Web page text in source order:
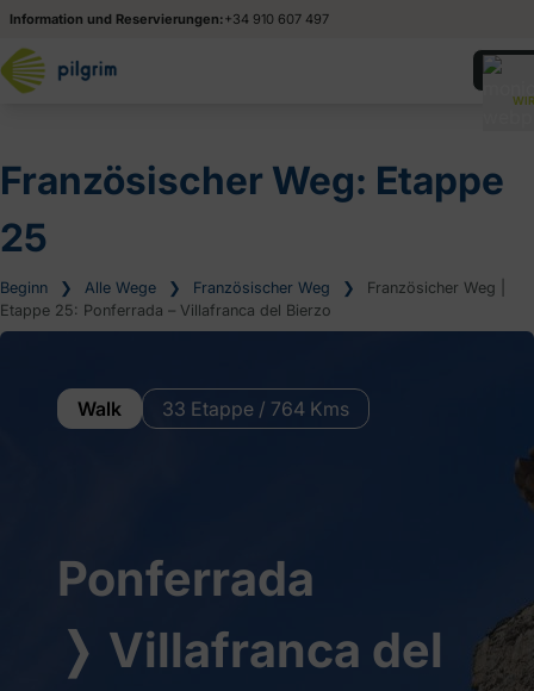
Information und Reservierungen:+34 910 607 497
Französischer Weg: Etappe
25
Beginn ❯ Alle Wege ❯ Französischer Weg ❯
Französicher Weg |
Etappe 25: Ponferrada – Villafranca del Bierzo
Walk 33 Etappe / 764 Kms
Ponferrada
❭ Villafranca del